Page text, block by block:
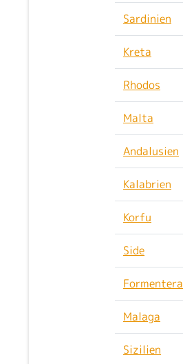
Sardinien
Kreta
Rhodos
Malta
Andalusien
Kalabrien
Korfu
Side
Formentera
Malaga
Sizilien